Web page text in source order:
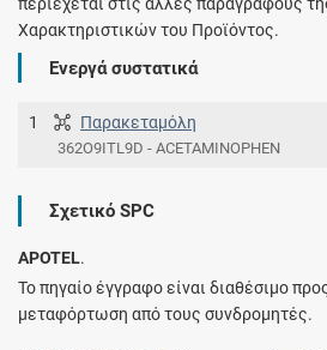
Χαρακτηριστικών του Προϊόντος.
Ενεργά συστατικά
1 Παρακεταμόλη
362O9ITL9D - ACETAMINOPHEN
Σχετικό SPC
APOTEL.
Το πηγαίο έγγραφο είναι διαθέσιμο
μεταφόρτωση από τους συνδρομητές.